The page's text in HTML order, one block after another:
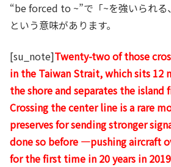
“be forced to ~”で「~を強いられる
という意味があります。
[su_note]Twenty-two of those
in the Taiwan Strait, which sits 12
the shore and separates the island
Crossing the center line is a rare
preserves for sending stronger
done so before —pushing aircraft
for the first time in 20 years in